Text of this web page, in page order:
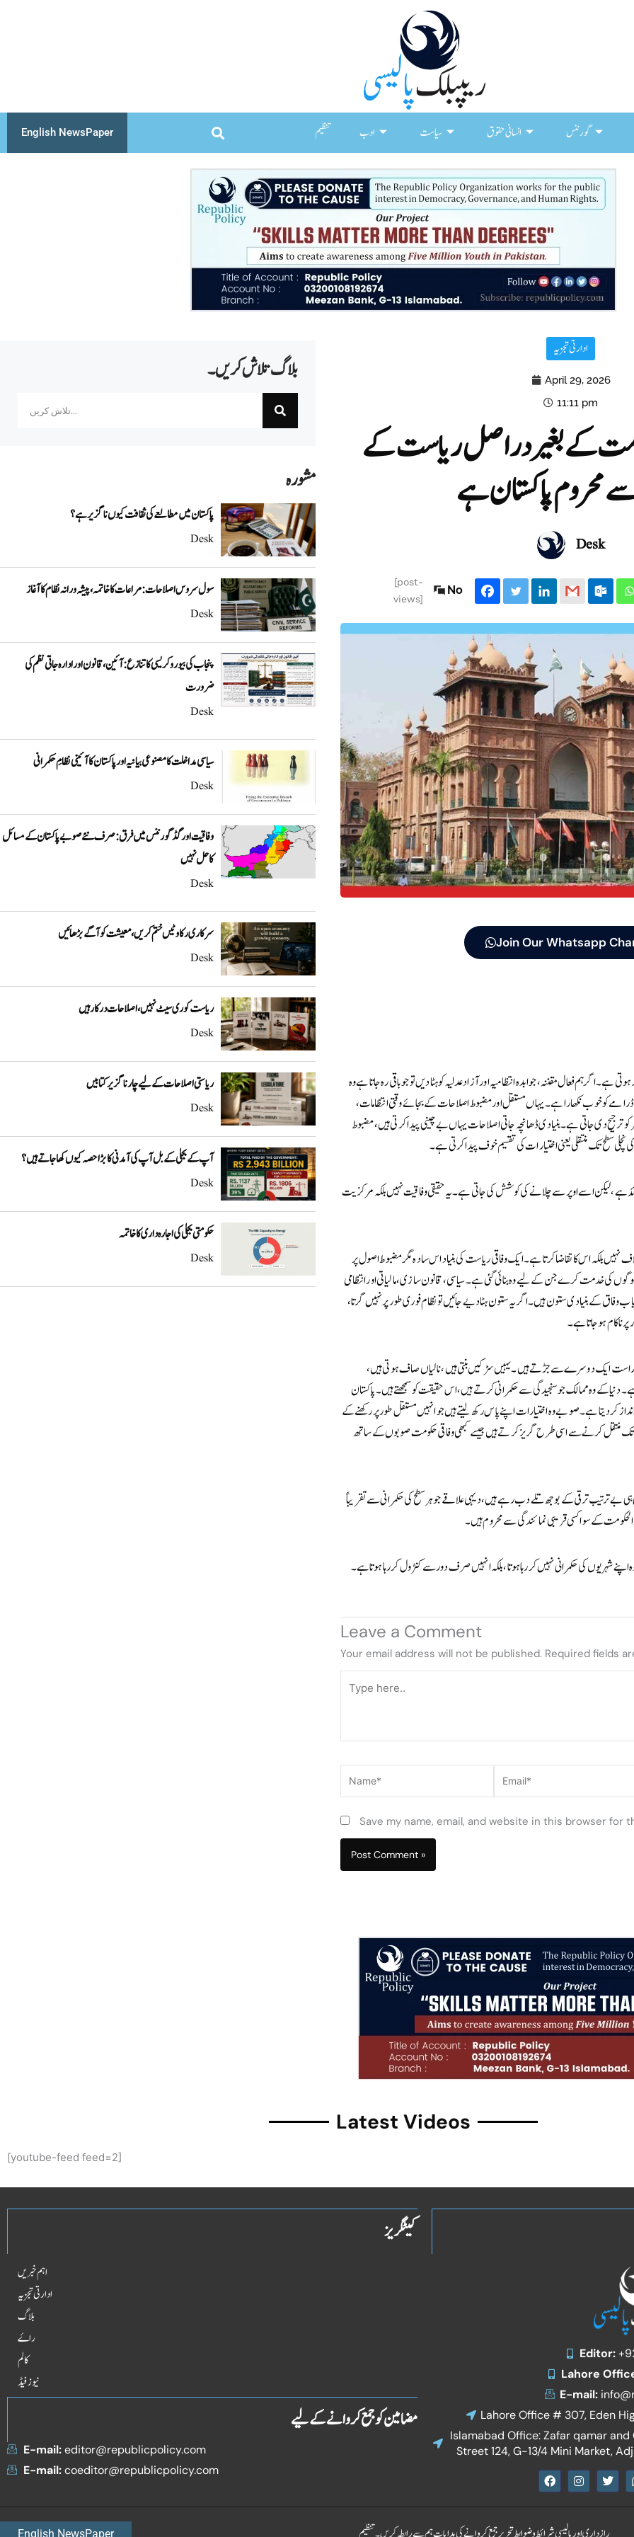
English NewsPaper گورننس انسانی حقوق سیاست ادب تنظیم
بلاگ تلاش کریں۔
مشورہ
پاکستان میں مطالعے کی ثقافت کیوں ناگزیر ہے؟
Desk
سول سروس اصلاحات: مراعات کا خاتمہ، پیشہ ورانہ نظام کا آغاز
Desk
پنجاب کی بیوروکریسی کا تنازع: آئین، قانون اور ادارہ جاتی نظم کی
ضرورت
Desk
سیاسی مداخلت کا مصنوعی بیانیہ اور پاکستان کا آئینی نظامِ حکمرانی
Desk
وفاقیت اور گڈ گورننس میں فرق: صرف نئے صوبے پاکستان کے مسائل
کا حل نہیں
Desk
سرکاری رکاوٹیں ختم کریں، معیشت کو آگے بڑھائیں
Desk
ریاست کو ری سیٹ نہیں، اصلاحات درکار ہیں
Desk
ریاستی اصلاحات کے لیے چار ناگزیر کتابیں
Desk
آپ کے بجلی کے بل آپ کی آمدنی کا بڑا حصہ کیوں کھا جاتے ہیں؟
Desk
حکومتی بجلی کی اجارہ داری کا خاتمہ
Desk
ادارتی تجزیہ
April 29, 2026
11:11 pm
کے بغیر دراصل ریاست کے
محروم پاکستان ہے
Desk
[post-
views]
No
Join Our Whatsapp
ہم فعال مقننہ، جوابدہ انتظامیہ اور آزاد عدلیہ کو ہٹا دیں تو جو باقی رہ جاتا ہے وہ
ڈرامے کو خوب نکھارا ہے۔ یہاں مستقل اور مضبوط اصلاحات کے بجائے وقتی انتظامات،
ترجیح دی جاتی ہے۔ بنیادی ڈھانچہ جاتی اصلاحات یہاں بے چینی پیدا کرتی ہیں، مضبوط
سطح تک منتقلی یعنی اختیارات کی تقسیم خوف پیدا کرتی ہے۔
لیکن اسے اوپر سے چلانے کی کوشش کی جاتی ہے۔ یہ حقیقی وفاقیت نہیں بلکہ مرکزیت
نہیں بلکہ اس کا تقاضا کرتا ہے۔ ایک وفاقی ریاست کی بنیاد اس سادہ مگر مضبوط اصول پر
کی خدمت کرے جن کے لیے وہ بنائی گئی ہے۔ سیاسی، قانون سازی، مالیاتی اور انتظامی
کے بنیادی ستون ہیں۔ اگر یہ ستون ہٹا دیے جائیں تو نظام فوری طور پر نہیں گرتا،
ناکام ہو جاتا ہے۔
ایک دوسرے سے جڑتے ہیں۔ یہیں سڑکیں بنتی ہیں، نالیاں صاف ہوتی ہیں،
دنیا کے وہ ممالک جو سنجیدگی سے حکمرانی کرتے ہیں، اس حقیقت کو سمجھتے ہیں۔ پاکستان
کر دیتا ہے۔ صوبے وہ اختیارات اپنے پاس رکھ لیتے ہیں جو انہیں مستقل طور پر رکھنے کے
تک منتقل کرنے سے اسی طرح گریز کرتے ہیں جیسے کبھی وفاقی حکومت صوبوں کے ساتھ
ہی بے ترتیب ترقی کے بوجھ تلے دب رہے ہیں، دیہی علاقے جو ہر سطح کی حکمرانی سے تقریباً
کے سوا کسی قریبی نمائندگی سے محروم ہیں۔
شہریوں کی حکمرانی نہیں کر رہا ہوتا، بلکہ انہیں صرف دور سے کنٹرول کر رہا ہوتا ہے۔
Leave a Comment
Your email address will not be published. Required fields
here..
Save my name, email, and website in this browser for
Latest Videos
[youtube-feed feed=2]
کیٹگریز
اہم خبریں
ادارتی تجزیہ
بلاگ
راۓ
کالم
نیوز فیڈ
مضامین کو جمع کروانے کے لیے
E-mail:editor@republicpolicy.com
E-mail:coeditor@republicpolicy.com
Editor:
Lahore
E-mail:
Lahore Office # 307, Eden
Islamabad Office: Zafar qamar and
Street 124, G-13/4 Mini Market,
F
a
e
o
I
n
t
g
T
w
t
e
English NewsPaper